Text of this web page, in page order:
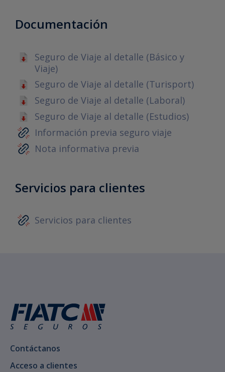
Documentación
Seguro de Viaje al detalle (Básico y
Viaje)
Seguro de Viaje al detalle (Turisport)
Seguro de Viaje al detalle (Laboral)
Seguro de Viaje al detalle (Estudios)
Información previa seguro viaje
Nota informativa previa
Servicios para clientes
Servicios para clientes
Contáctanos
Acceso a clientes